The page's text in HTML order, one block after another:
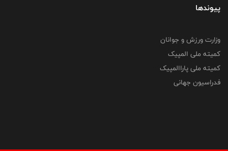
پیوندها
وزارت ورزش و جوانان
کمیته ملی المپیک
کمیته ملی پاراالمپیک
فدراسیون جهانی